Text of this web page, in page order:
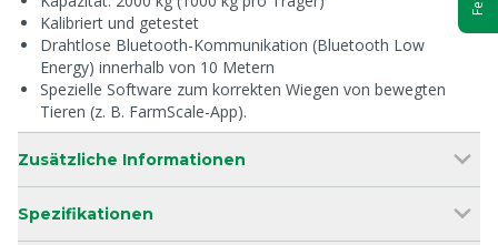
Kalibriert und getestet
Drahtlose Bluetooth-Kommunikation (Bluetooth Low
Energy) innerhalb von 10 Metern
Spezielle Software zum korrekten Wiegen von bewegten
Tieren (z. B. FarmScale-App).
Zusätzliche Informationen
Spezifikationen